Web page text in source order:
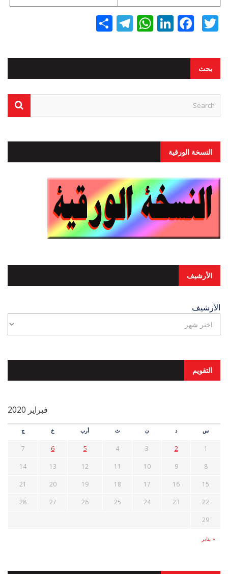
Twitter
Facebook
LinkedIn
WhatsApp
Telegram
بحث
النسخة الورقية
الأرشيف
الأرشيف
التقويم
فبراير 2020
س د ن ث أرب خ ج
« يناير
1
2
3
4
5
6
7
8
9
10
11
12
13
14
15
16
17
18
19
20
21
22
23
24
25
26
27
28
29